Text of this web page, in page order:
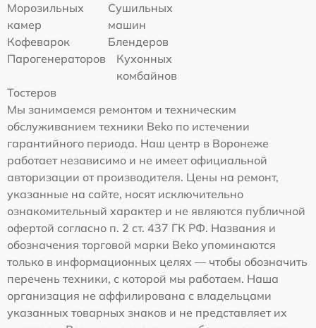
Морозильных
камер
Сушильных
машин
Кофеварок
Блендеров
Парогенераторов
Кухонных
комбайнов
Тостеров
Мы занимаемся ремонтом и техническим
обслуживанием техники Beko по истечении
гарантийного периода. Наш центр в Воронеже
работает независимо и не имеет официальной
авторизации от производителя. Цены на ремонт,
указанные на сайте, носят исключительно
ознакомительный характер и не являются публичной
офертой согласно п. 2 ст. 437 ГК РФ. Названия и
обозначения торговой марки Beko упоминаются
только в информационных целях — чтобы обозначить
перечень техники, с которой мы работаем. Наша
организация не аффилирована с владельцами
указанных товарных знаков и не представляет их